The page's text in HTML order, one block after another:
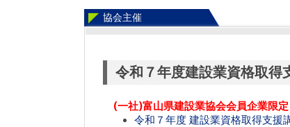
協会主催
令和７年度建設業資格取得
(一社)富山県建設業協会会員企業限定
令和７年度 建設業資格取得支援